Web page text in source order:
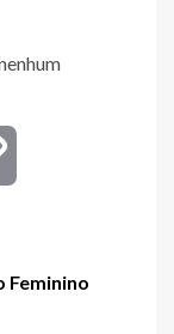
Feminino